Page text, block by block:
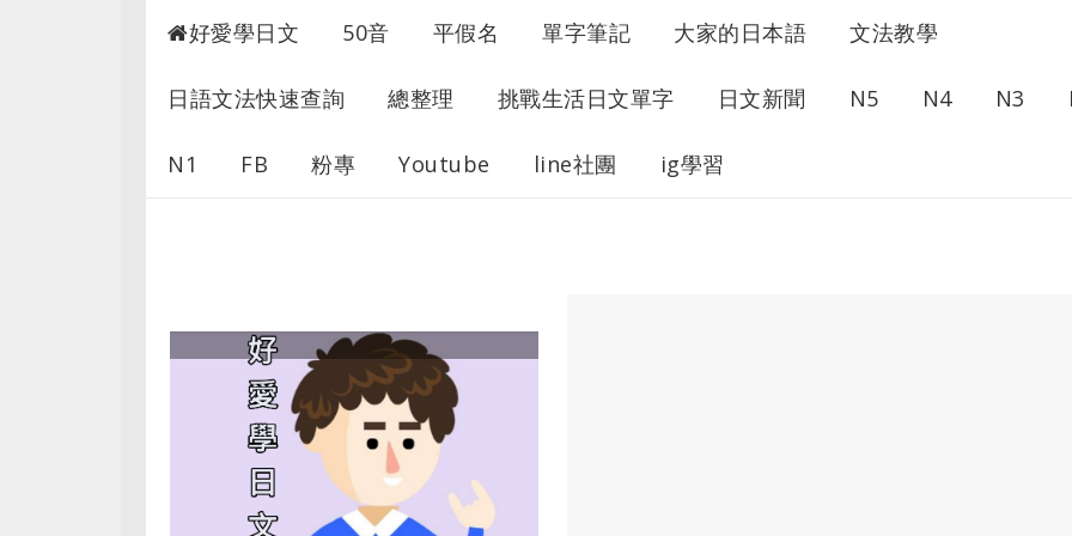
好愛學日文 50音 平假名 單字筆記 大家的日本語 文法教學
日語文法快速查詢 總整理 挑戰生活日文單字 日文新聞 N5 N4 N3
N1 FB 粉專 Youtube line社團 ig學習